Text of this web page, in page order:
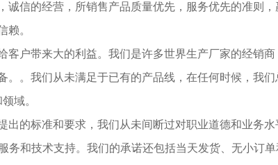
信的经营，所销售产品质量优先，服务优先的准则
赖。
户带来大的利益。我们是许多世界生产厂家的经销商
。。我们从未满足于已有的产品线，在任何时候，我
域。
的标准和要求，我们从未间断过对职业道德和业务水
和技术支持。我们的承诺还包括当天发货、无小订单